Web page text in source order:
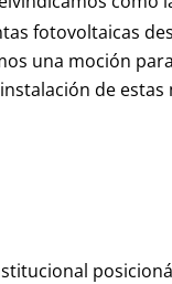
fotovoltaicas
una moción
de estas